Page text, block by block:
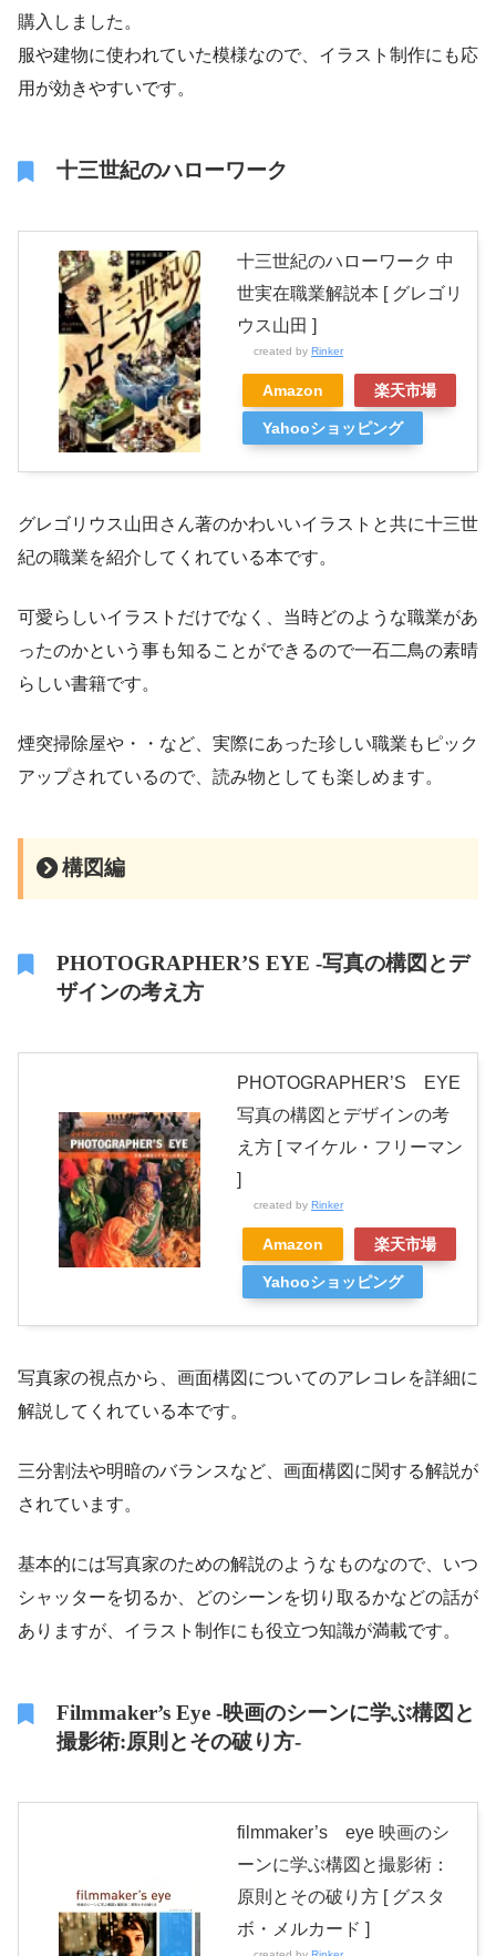
購入しました。
服や建物に使われていた模様なので、イラスト制作にも応
用が効きやすいです。
十三世紀のハローワーク
十三世紀のハローワーク 中
世実在職業解説本 [ グレゴリ
ウス山田 ]
created by Rinker
Amazon 楽天市場
Yahooショッピング
グレゴリウス山田さん著のかわいいイラストと共に十三世
紀の職業を紹介してくれている本です。
可愛らしいイラストだけでなく、当時どのような職業があ
ったのかという事も知ることができるので一石二鳥の素晴
らしい書籍です。
煙突掃除屋や・・など、実際にあった珍しい職業もピック
アップされているので、読み物としても楽しめます。
構図編
PHOTOGRAPHER’S EYE -写真の構図とデ
ザインの考え方
PHOTOGRAPHER’S EYE
写真の構図とデザインの考
え方 [ マイケル・フリーマン
]
created by Rinker
Amazon 楽天市場
Yahooショッピング
写真家の視点から、画面構図についてのアレコレを詳細に
解説してくれている本です。
三分割法や明暗のバランスなど、画面構図に関する解説が
されています。
基本的には写真家のための解説のようなものなので、いつ
シャッターを切るか、どのシーンを切り取るかなどの話が
ありますが、イラスト制作にも役立つ知識が満載です。
Filmmaker’s Eye -映画のシーンに学ぶ構図と
撮影術:原則とその破り方-
filmmaker’s eye 映画のシ
ーンに学ぶ構図と撮影術：
原則とその破り方 [ グスタ
ボ・メルカード ]